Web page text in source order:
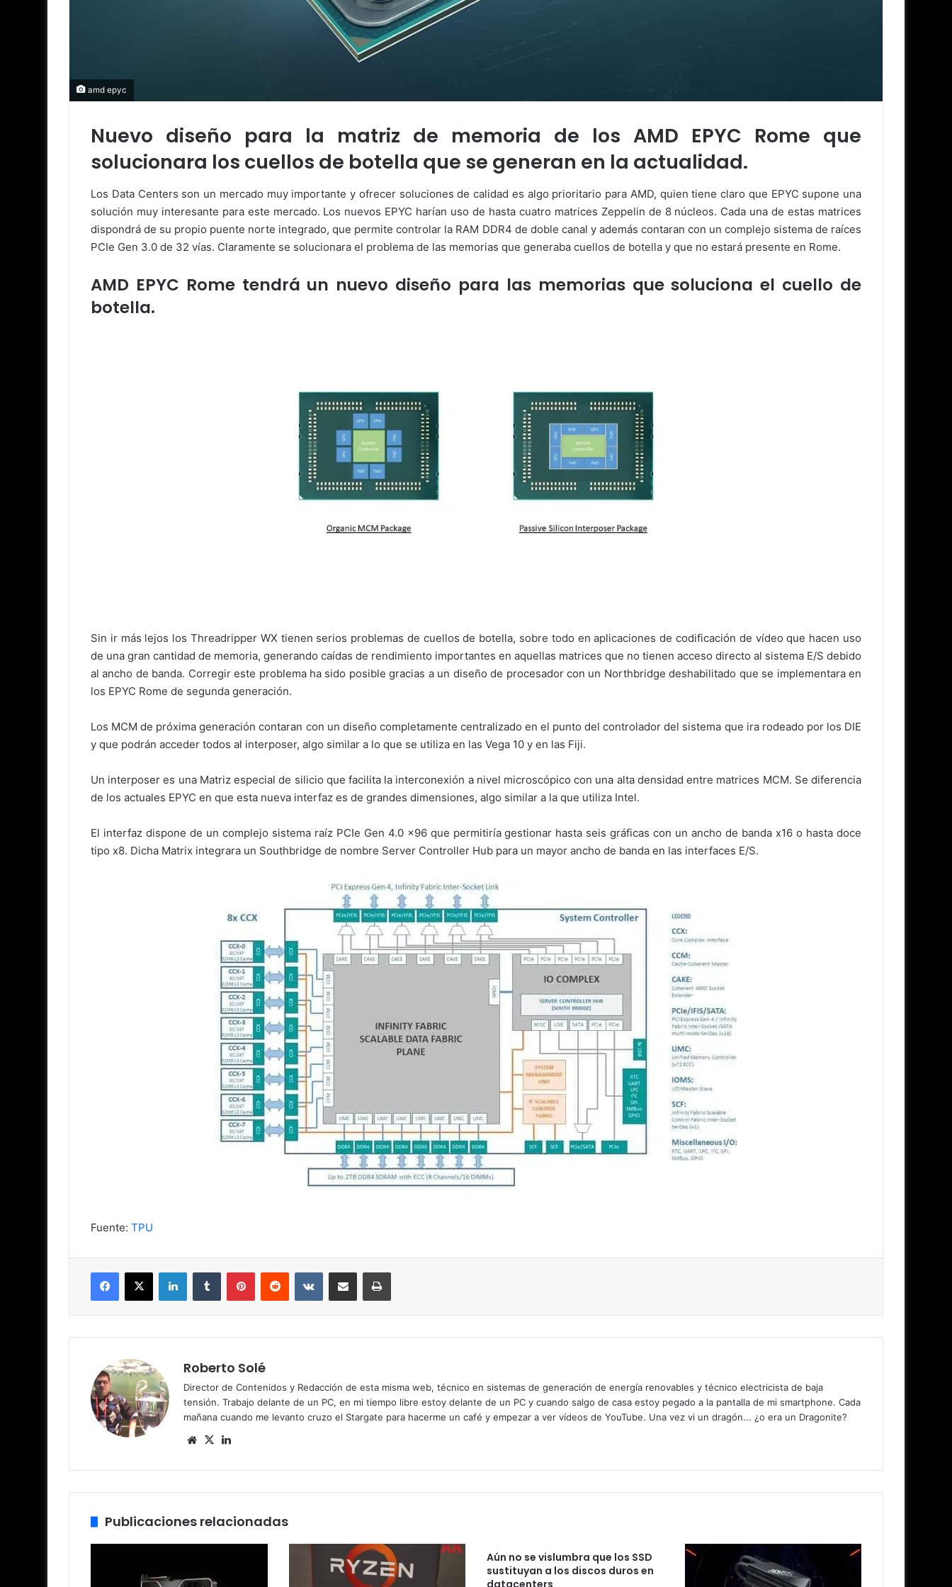
amd epyc
Nuevo diseño para la matriz de memoria de los AMD EPYC Rome que
solucionara los cuellos de botella que se generan en la actualidad.
Los Data Centers son un mercado muy importante y ofrecer soluciones de calidad es algo prioritario para AMD, quien tiene claro que EPYC supone una
solución muy interesante para este mercado. Los nuevos EPYC harían uso de hasta cuatro matrices Zeppelin de 8 núcleos. Cada una de estas matrices
dispondrá de su propio puente norte integrado, que permite controlar la RAM DDR4 de doble canal y además contaran con un complejo sistema de raíces
PCIe Gen 3.0 de 32 vías. Claramente se solucionara el problema de las memorias que generaba cuellos de botella y que no estará presente en Rome.
AMD EPYC Rome tendrá un nuevo diseño para las memorias que soluciona el cuello de
botella.
Sin ir más lejos los Threadripper WX tienen serios problemas de cuellos de botella, sobre todo en aplicaciones de codificación de vídeo que hacen uso
de una gran cantidad de memoria, generando caídas de rendimiento importantes en aquellas matrices que no tienen acceso directo al sistema E/S debido
al ancho de banda. Corregir este problema ha sido posible gracias a un diseño de procesador con un Northbridge deshabilitado que se implementara en
los EPYC Rome de segunda generación.
Los MCM de próxima generación contaran con un diseño completamente centralizado en el punto del controlador del sistema que ira rodeado por los DIE
y que podrán acceder todos al interposer, algo similar a lo que se utiliza en las Vega 10 y en las Fiji.
Un interposer es una Matriz especial de silicio que facilita la interconexión a nivel microscópico con una alta densidad entre matrices MCM. Se diferencia
de los actuales EPYC en que esta nueva interfaz es de grandes dimensiones, algo similar a la que utiliza Intel.
El interfaz dispone de un complejo sistema raíz PCIe Gen 4.0 x96 que permitiría gestionar hasta seis gráficas con un ancho de banda x16 o hasta doce
tipo x8. Dicha Matrix integrara un Southbridge de nombre Server Controller Hub para un mayor ancho de banda en las interfaces E/S.
Fuente: TPU
Roberto Solé
Director de Contenidos y Redacción de esta misma web, técnico en sistemas de generación de energía renovables y técnico electricista de baja
tensión. Trabajo delante de un PC, en mi tiempo libre estoy delante de un PC y cuando salgo de casa estoy pegado a la pantalla de mi smartphone. Cada
mañana cuando me levanto cruzo el Stargate para hacerme un café y empezar a ver vídeos de YouTube. Una vez vi un dragón... ¿o era un Dragonite?
Siti
we
b
X
dIn
Publicaciones relacionadas
Aún no se vislumbra que los SSD
sustituyan a los discos duros en